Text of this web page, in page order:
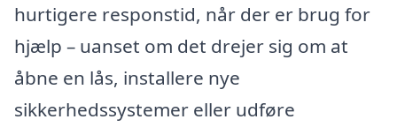
hurtigere responstid, når der er brug for
hjælp – uanset om det drejer sig om at
åbne en lås, installere nye
sikkerhedssystemer eller udføre